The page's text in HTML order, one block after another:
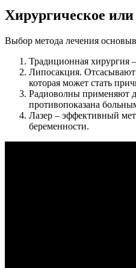
Хирургическое
Выбор метода лечения
Традиционная хирургия
Липосакция. Отсасывают
которая может стать
Радиоволны применяют
противопоказана
Лазер – эффективный
беременности.